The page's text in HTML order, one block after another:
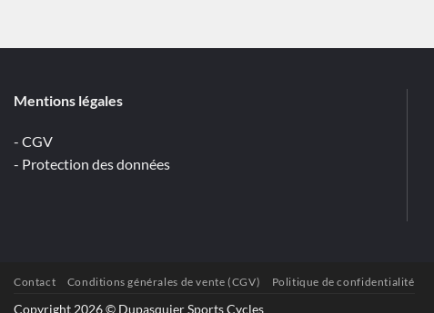
Mentions légales
- CGV
- Protection des données
Contact Conditions générales de vente (CGV) Politique de confidentialité
Copyright 2026 © Dupasquier Sports Cycles